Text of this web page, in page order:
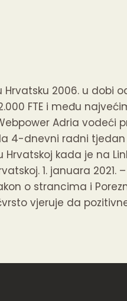
2006. u dobi
FTE i među
Adria
4-dnevni radni
Hrvatskoj kada je na
1. januara
o strancima i
vjeruje da